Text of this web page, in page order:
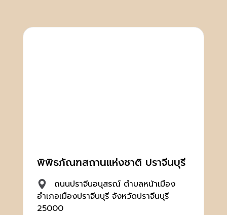
พิพิธภัณฑสถานแห่งชาติ ปราจีนบุรี
ถนนปราจีนอนุสรณ์ ตำบลหน้าเมือง
อำเภอเมืองปราจีนบุรี จังหวัดปราจีนบุรี
25000